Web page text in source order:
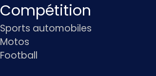
Compétition
Sports automobiles
Motos
Football